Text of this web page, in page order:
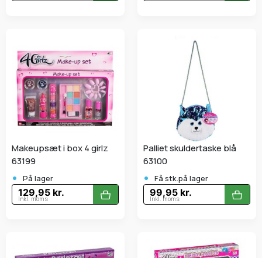
Makeupsæt i box 4 girlz
63199
• På lager
129,95 kr.
Inkl. moms
Palliet skuldertaske blå
63100
• Få stk.på lager
99,95 kr.
Inkl. moms